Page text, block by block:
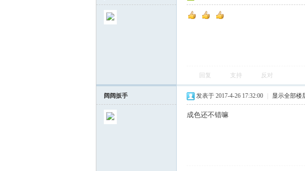
回复 支持 反对
阔阔扳手 发表于 2017-4-26 17:32:00 显示全部楼
成色还不错嘛